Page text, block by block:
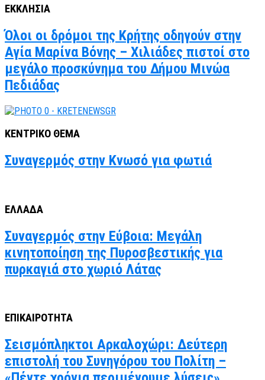
ΕΚΚΛΗΣΙΑ
Όλοι οι δρόμοι της Κρήτης οδηγούν στην
Αγία Μαρίνα Βόνης – Χιλιάδες πιστοί στο
μεγάλο προσκύνημα του Δήμου Μινώα
Πεδιάδας
ΚΕΝΤΡΙΚΟ ΘΕΜΑ
Συναγερμός στην Κνωσό για φωτιά
ΕΛΛΑΔΑ
Συναγερμός στην Εύβοια: Μεγάλη
κινητοποίηση της Πυροσβεστικής για
πυρκαγιά στο χωριό Λάτας
ΕΠΙΚΑΙΡΟΤΗΤΑ
Σεισμόπληκτοι Αρκαλοχώρι: Δεύτερη
επιστολή του Συνηγόρου του Πολίτη –